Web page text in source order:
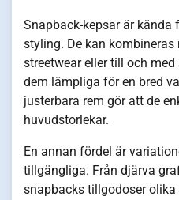
Snapback-kepsar är kända
styling. De kan
streetwear eller till och
dem lämpliga för en bred
justerbara rem gör att de
huvudstorlekar.
En annan fördel är
tillgängliga. Från djärva
snapbacks tillgodoser olika